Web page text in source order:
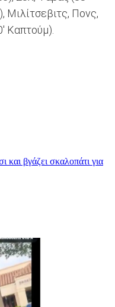
Μιλίτσεβιτς, Πονς,
Καπτούμ).
βγάζει σκαλοπάτι για